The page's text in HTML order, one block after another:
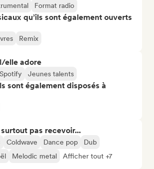
Format radio
qu’ils sont également ouverts
Remix
elle adore
Jeunes talents
sont également disposés à
surtout pas recevoir...
Coldwave Dance pop
Dub
Melodic metal Afficher tout +7